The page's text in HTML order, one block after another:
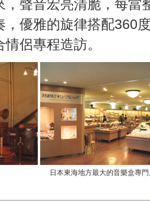
，聲音宏亮清脆，每當
，優雅的旋律搭配360
侶專程造訪。
日本東海地方最大的音樂盒專